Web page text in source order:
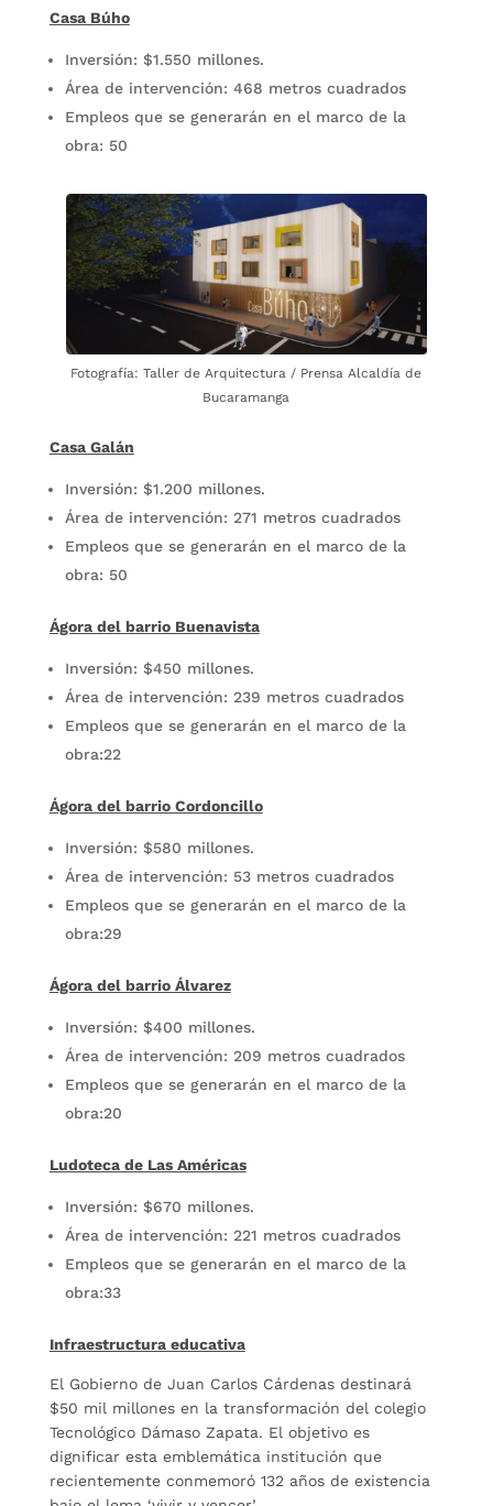
Casa Búho
Inversión: $1.550 millones.
Área de intervención: 468 metros cuadrados
Empleos que se generarán en el marco de la
obra: 50
Fotografía: Taller de Arquitectura / Prensa Alcaldía de
Bucaramanga
Casa Galán
Inversión: $1.200 millones.
Área de intervención: 271 metros cuadrados
Empleos que se generarán en el marco de la
obra: 50
Ágora del barrio Buenavista
Inversión: $450 millones.
Área de intervención: 239 metros cuadrados
Empleos que se generarán en el marco de la
obra:22
Ágora del barrio Cordoncillo
Inversión: $580 millones.
Área de intervención: 53 metros cuadrados
Empleos que se generarán en el marco de la
obra:29
Ágora del barrio Álvarez
Inversión: $400 millones.
Área de intervención: 209 metros cuadrados
Empleos que se generarán en el marco de la
obra:20
Ludoteca de Las Américas
Inversión: $670 millones.
Área de intervención: 221 metros cuadrados
Empleos que se generarán en el marco de la
obra:33
Infraestructura educativa
El Gobierno de Juan Carlos Cárdenas destinará
$50 mil millones en la transformación del colegio
Tecnológico Dámaso Zapata. El objetivo es
dignificar esta emblemática institución que
recientemente conmemoró 132 años de existencia